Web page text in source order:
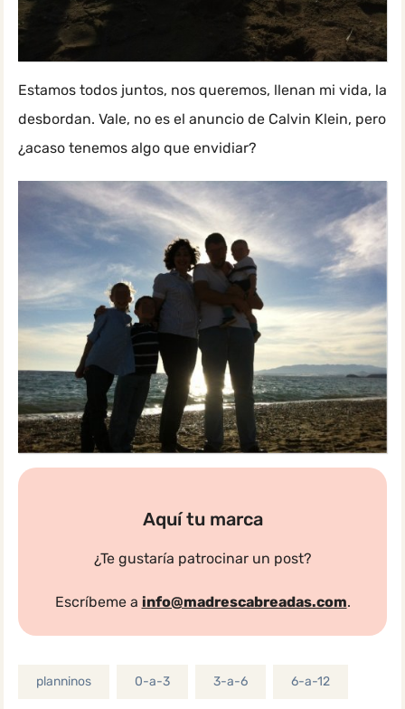
Estamos todos juntos, nos queremos, llenan mi vida, la
desbordan. Vale, no es el anuncio de Calvin Klein, pero
¿acaso tenemos algo que envidiar?
Aquí tu marca
¿Te gustaría patrocinar un post?
Escríbeme a info@madrescabreadas.com.
planninos 0-a-3 3-a-6 6-a-12